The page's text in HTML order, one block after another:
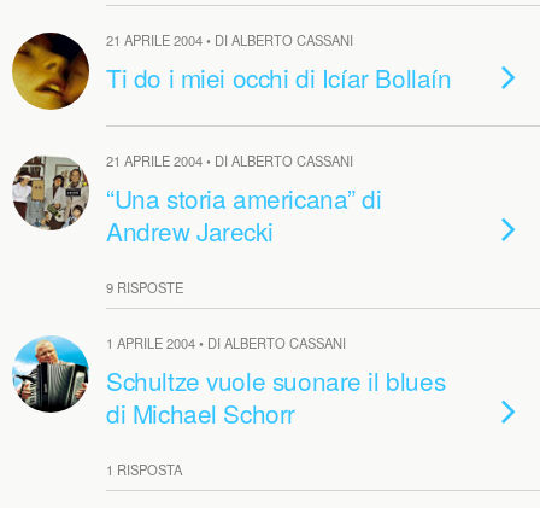
21 APRILE 2004 • DI ALBERTO CASSANI
Ti do i miei occhi di Icíar Bollaín
21 APRILE 2004 • DI ALBERTO CASSANI
“Una storia americana” di
Andrew Jarecki
9 RISPOSTE
1 APRILE 2004 • DI ALBERTO CASSANI
Schultze vuole suonare il blues
di Michael Schorr
1 RISPOSTA